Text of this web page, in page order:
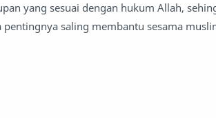
yang sesuai dengan hukum Allah,
saling membantu sesama